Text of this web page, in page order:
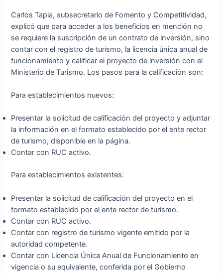
Carlos Tapia, subsecretario de Fomento y Competitividad,
explicó que para acceder a los beneficios en mención no
se requiere la suscripción de un contrato de inversión, sino
contar con el registro de turismo, la licencia única anual de
funcionamiento y calificar el proyecto de inversión con el
Ministerio de Turismo. Los pasos para la calificación son:
Para establecimientos nuevos:
Presentar la solicitud de calificación del proyecto y adjuntar
la información en el formato establecido por el ente rector
de turismo, disponible en la página.
Contar con RUC activo.
Para establecimientos existentes:
Presentar la solicitud de calificación del proyecto en el
formato establecido por el ente rector de turismo.
Contar con RUC activo.
Contar con registro de turismo vigente emitido por la
autoridad competente.
Contar con Licencia Única Anual de Funcionamiento en
vigencia o su equivalente, conferida por el Gobierno